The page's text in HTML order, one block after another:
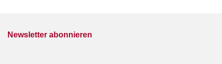
Newsletter abonnieren